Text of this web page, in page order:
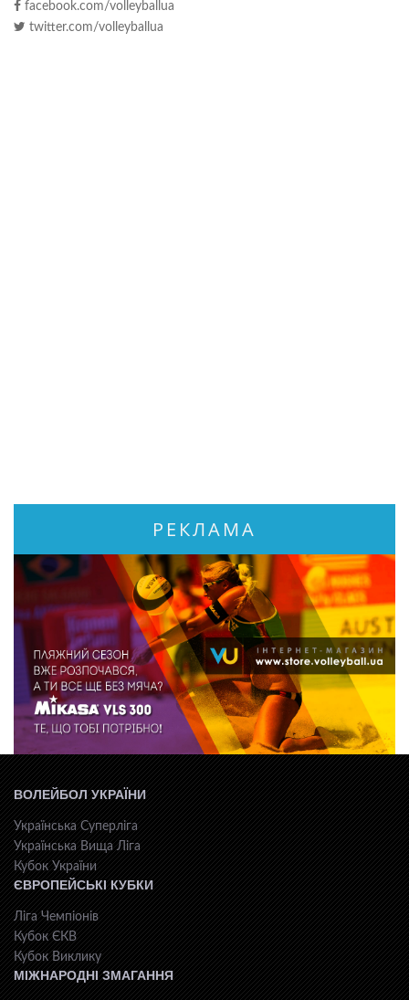
facebook.com/volleyballua
twitter.com/volleyballua
РЕКЛАМА
ВОЛЕЙБОЛ УКРАЇНИ
Українська Суперліга
Українська Вища Ліга
Кубок України
ЄВРОПЕЙСЬКІ КУБКИ
Ліга Чемпіонів
Кубок ЄКВ
Кубок Виклику
МІЖНАРОДНІ ЗМАГАННЯ